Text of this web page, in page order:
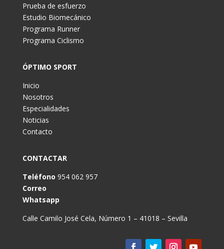
Prueba de esfuerzo
Estudio Biomecánico
Programa Runner
Programa Ciclismo
ÓPTIMO SPORT
Inicio
Nosotros
Especialidades
Noticias
Contacto
CONTACTAR
Teléfono 954 062 957
Correo
Whatsapp
Calle Camilo José Cela, Número 1 – 41018 – Sevilla